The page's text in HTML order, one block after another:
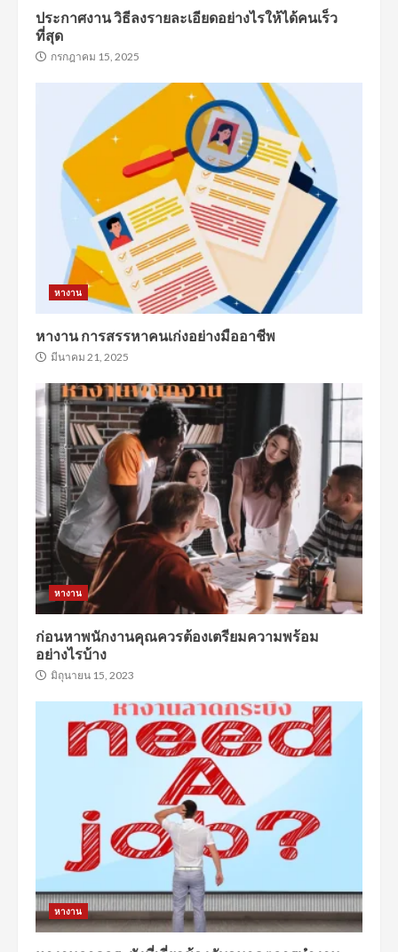
ประกาศงาน วิธีลงรายละเอียดอย่างไรให้ได้คนเร็ว
ที่สุด
กรกฎาคม 15, 2025
หางาน
หางาน การสรรหาคนเก่งอย่างมืออาชีพ
มีนาคม 21, 2025
หางาน
ก่อนหาพนักงานคุณควรต้องเตรียมความพร้อม
อย่างไรบ้าง
มิถุนายน 15, 2023
หางาน